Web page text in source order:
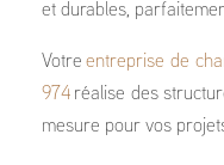
et durables,
Votreentreprise de
974 réalise des
mesure pour vos